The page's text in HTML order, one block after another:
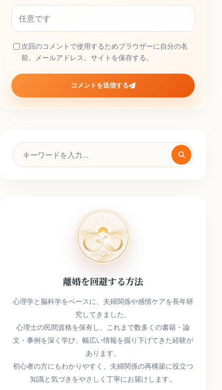
次回のコメントで使用するためブラウザーに自分の名
前、メールアドレス、サイトを保存する。
コメントを送信する
検
索
離婚を回避する方法
心理学と脳科学をベースに、夫婦関係や感情ケアを長年研
究してきました。
心理士の民間資格を保有し、これまで数多くの書籍・論
文・事例を深く学び、幅広い情報を掘り下げてきた経験が
あります。
初心者の方にもわかりやすく、夫婦関係の再構築に役立つ
知識と気づきをやさしく丁寧にお届けします。